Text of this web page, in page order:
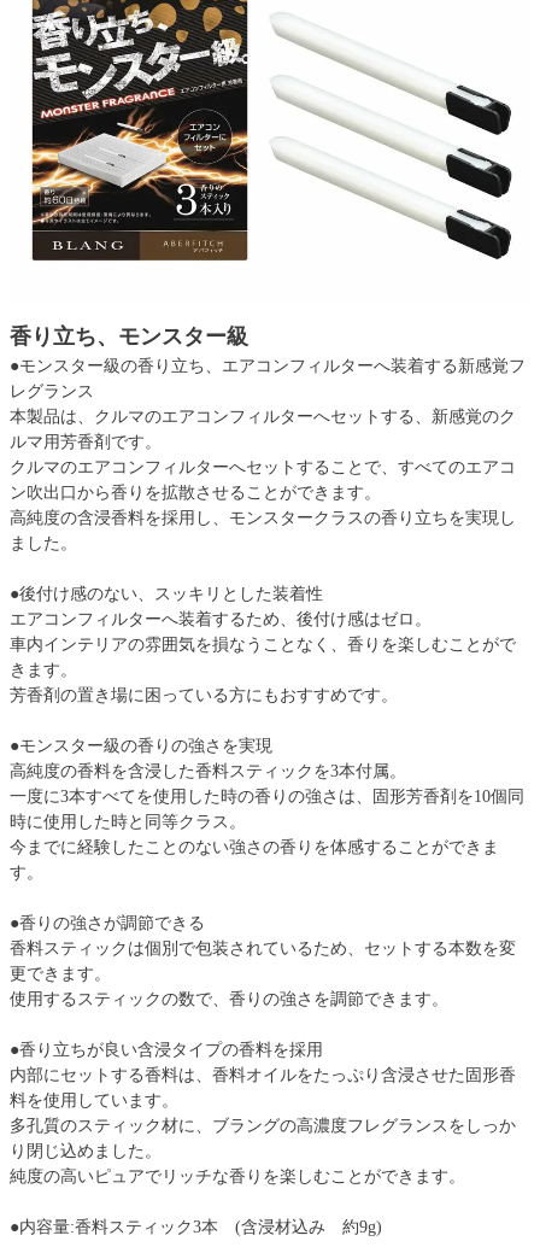
香り立ち、モンスター級
●モンスター級の香り立ち、エアコンフィルターへ装着する新感覚フ
レグランス
本製品は、クルマのエアコンフィルターへセットする、新感覚のク
ルマ用芳香剤です。
クルマのエアコンフィルターへセットすることで、すべてのエアコ
ン吹出口から香りを拡散させることができます。
高純度の含浸香料を採用し、モンスタークラスの香り立ちを実現し
ました。
●後付け感のない、スッキリとした装着性
エアコンフィルターへ装着するため、後付け感はゼロ。
車内インテリアの雰囲気を損なうことなく、香りを楽しむことがで
きます。
芳香剤の置き場に困っている方にもおすすめです。
●モンスター級の香りの強さを実現
高純度の香料を含浸した香料スティックを3本付属。
一度に3本すべてを使用した時の香りの強さは、固形芳香剤を10個同
時に使用した時と同等クラス。
今までに経験したことのない強さの香りを体感することができま
す。
●香りの強さが調節できる
香料スティックは個別で包装されているため、セットする本数を変
更できます。
使用するスティックの数で、香りの強さを調節できます。
●香り立ちが良い含浸タイプの香料を採用
内部にセットする香料は、香料オイルをたっぷり含浸させた固形香
料を使用しています。
多孔質のスティック材に、ブラングの高濃度フレグランスをしっか
り閉じ込めました。
純度の高いピュアでリッチな香りを楽しむことができます。
●内容量:香料スティック3本 (含浸材込み 約9g)